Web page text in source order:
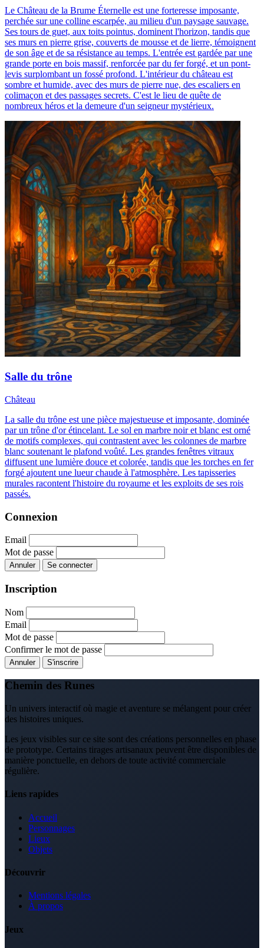
Le Château de la Brume Éternelle est une forteresse imposante,
perchée sur une colline escarpée, au milieu d'un paysage sauvage.
Ses tours de guet, aux toits pointus, dominent l'horizon, tandis que
ses murs en pierre grise, couverts de mousse et de lierre, témoignent
de son âge et de sa résistance au temps. L'entrée est gardée par une
grande porte en bois massif, renforcée par du fer forgé, et un pont-
levis surplombant un fossé profond. L'intérieur du château est
sombre et humide, avec des murs de pierre nue, des escaliers en
colimaçon et des passages secrets. C'est le lieu de quête de
nombreux héros et la demeure d'un seigneur mystérieux.
Salle du trône
Château
La salle du trône est une pièce majestueuse et imposante, dominée
par un trône d'or étincelant. Le sol en marbre noir et blanc est orné
de motifs complexes, qui contrastent avec les colonnes de marbre
blanc soutenant le plafond voûté. Les grandes fenêtres vitraux
diffusent une lumière douce et colorée, tandis que les torches en fer
forgé ajoutent une lueur chaude à l'atmosphère. Les tapisseries
murales racontent l'histoire du royaume et les exploits de ses rois
passés.
Connexion
Email
Mot de passe
Annuler Se connecter
Inscription
Nom
Email
Mot de passe
Confirmer le mot de passe
Annuler S'inscrire
Chemin des Runes
Un univers interactif où magie et aventure se mélangent pour créer
des histoires uniques.
Les jeux visibles sur ce site sont des créations personnelles en phase
de prototype. Certains tirages artisanaux peuvent être disponibles de
manière ponctuelle, en dehors de toute activité commerciale
régulière.
Liens rapides
Accueil
Personnages
Lieux
Objets
Découvrir
Mentions légales
À propos
Jeux